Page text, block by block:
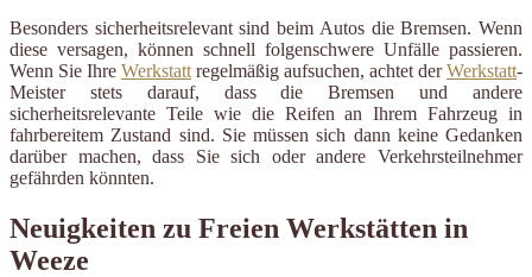
Besonders sicherheitsrelevant sind beim Autos die Bremsen. Wenn
diese versagen, können schnell folgenschwere Unfälle passieren.
Wenn Sie Ihre Werkstatt regelmäßig aufsuchen, achtet derWerkstatt-
Meister stets darauf, dass die Bremsen und andere
sicherheitsrelevante Teile wie die Reifen an Ihrem Fahrzeug in
fahrbereitem Zustand sind. Sie müssen sich dann keine Gedanken
darüber machen, dass Sie sich oder andere Verkehrsteilnehmer
gefährden könnten.
Neuigkeiten zu Freien Werkstätten in
Weeze